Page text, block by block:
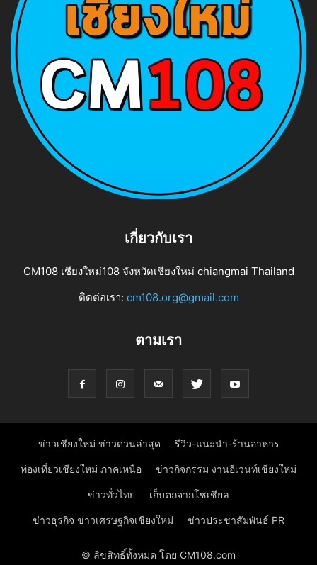
เกี่ยวกับเรา
CM108 เชียงใหม่108 จังหวัดเชียงใหม่ chiangmai Thailand
ติดต่อเรา: cm108.org@gmail.com
ตามเรา
ข่าวเชียงใหม่ ข่าวด่วนล่าสุด รีวิว-แนะนำ-ร้านอาหาร
ท่องเที่ยวเชียงใหม่ ภาคเหนือ ข่าวกิจกรรม งานอีเวนท์เชียงใหม่
ข่าวทั่วไทย เก็บตกจากโซเชียล
ข่าวธุรกิจ ข่าวเศรษฐกิจเชียงใหม่ ข่าวประชาสัมพันธ์ PR
© ลิขสิทธิ์ทั้งหมด โดย CM108.com